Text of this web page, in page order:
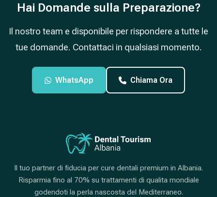
Hai Domande sulla Preparazione?
Il nostro team e disponibile per rispondere a tutte le
tue domande. Contattaci in qualsiasi momento.
WhatsApp Chiama Ora
Il tuo partner di fiducia per cure dentali premium in Albania.
Risparmia fino al 70% su trattamenti di qualita mondiale
godendoti la perla nascosta del Mediterraneo.